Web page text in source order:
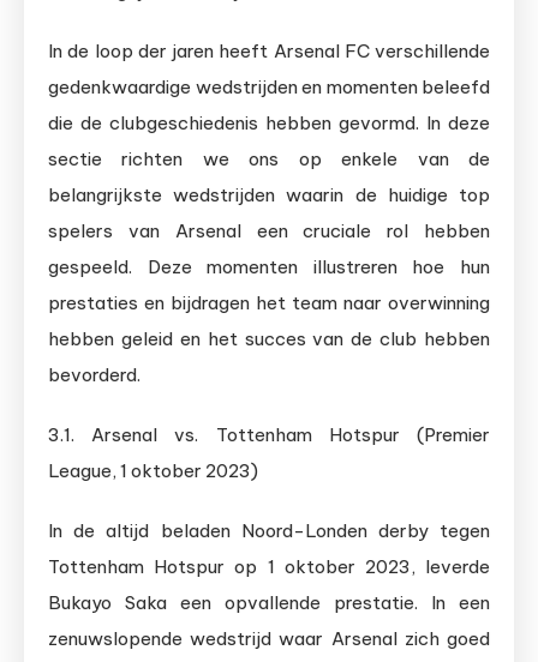
In de loop der jaren heeft Arsenal FC verschillende
gedenkwaardige wedstrijden en momenten beleefd
die de clubgeschiedenis hebben gevormd. In deze
sectie richten we ons op enkele van de
belangrijkste wedstrijden waarin de huidige top
spelers van Arsenal een cruciale rol hebben
gespeeld. Deze momenten illustreren hoe hun
prestaties en bijdragen het team naar overwinning
hebben geleid en het succes van de club hebben
bevorderd.
3.1. Arsenal vs. Tottenham Hotspur (Premier
League, 1 oktober 2023)
In de altijd beladen Noord-Londen derby tegen
Tottenham Hotspur op 1 oktober 2023, leverde
Bukayo Saka een opvallende prestatie. In een
zenuwslopende wedstrijd waar Arsenal zich goed